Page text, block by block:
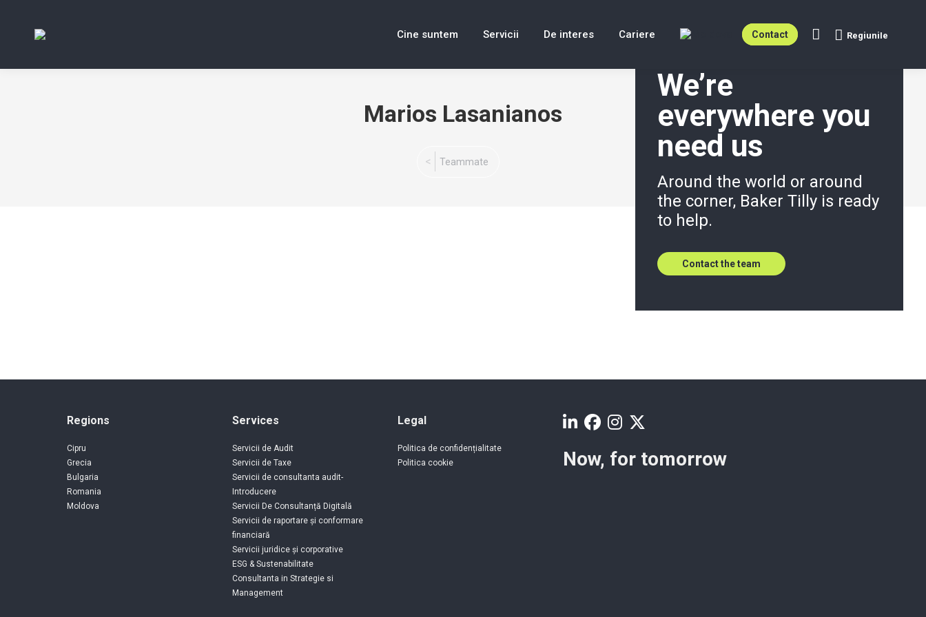
Cine suntem Servicii De interes Cariere Contact Search:RegiuniIe
Marios Lasanianos
Teammate
We’re
everywhere you
need us
Around the world or around
the corner, Baker Tilly is ready
to help.
Contact the team
Regions
Cipru
Grecia
Bulgaria
Romania
Moldova
Services
Servicii de Audit
Servicii de Taxe
Servicii de consultanta audit-
Introducere
Servicii De Consultanță Digitală
Servicii de raportare și conformare
financiară
Servicii juridice și corporative
ESG & Sustenabilitate
Consultanta in Strategie si
Management
Legal
Politica de confidențialitate
Politica cookie
Now, for tomorrow